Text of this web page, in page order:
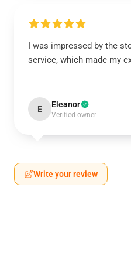
I was impressed by the
service, which made my
E Eleanor
Verified owner
Write your review